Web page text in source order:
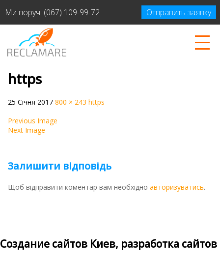
Ми поруч: (067) 109-99-72 Отправить заявку
https
25 Січня 2017 800 × 243 https
Previous Image
Next Image
Залишити відповідь
Щоб відправити коментар вам необхідно авторизуватись.
Создание сайтов Киев, разработка сайтов